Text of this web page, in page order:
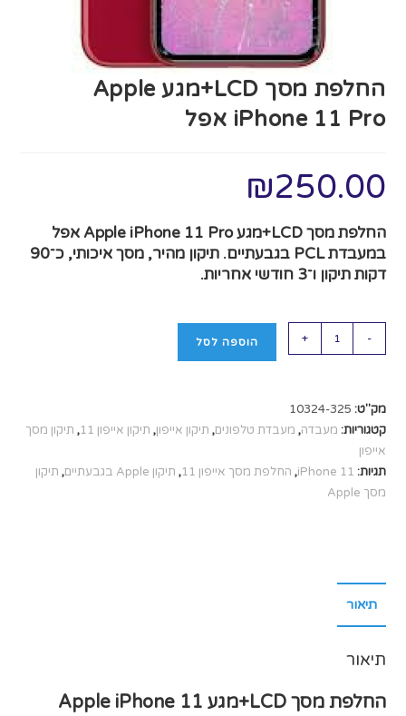
החלפת מסך LCD+מגע Apple
iPhone 11 Pro אפל
₪250.00
החלפת מסך LCD+מגע Apple iPhone 11 Pro אפל
במעבדת PCL בגבעתיים. תיקון מהיר, מסך איכותי, כ־90
דקות תיקון ו־3 חודשי אחריות.
-
+ הוספה לסל
מק"ט: 10324-325
קטגוריות: מעבדה, מעבדת טלפונים, תיקון אייפון, תיקון אייפון 11 , תיקון מסך
אייפון
תגיות: iPhone 11
, החלפת מסך אייפון 11 , תיקון Apple בגבעתיים , תיקון
מסך Apple
תיאור
תיאור
החלפת מסך LCD+מגע Apple iPhone 11